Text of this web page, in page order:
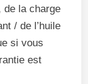
de la charge
/ de l’huile
si vous
est